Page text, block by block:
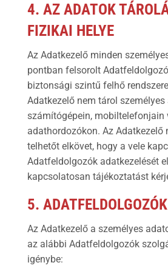
4. AZ ADATOK
FIZIKAI HELYE
Az Adatkezelő minden
pontban felsorolt
biztonsági szintű felhő
Adatkezelő nem tárol
számítógépein, mobiltelefonjain
adathordozókon. Az Adatkezelő
telhetőt elkövet, hogy a vele
Adatfeldolgozók adatkezelését
kapcsolatosan tájékoztatást
5. ADATFELDOLGOZÓK
Az Adatkezelő a személyes
az alábbi Adatfeldolgozók
igénybe: